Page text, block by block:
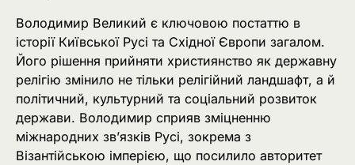
Володимир Великий є ключовою постаттю в
історії Київської Русі та Східної Європи загалом.
Його рішення прийняти християнство як державну
релігію змінило не тільки релігійний ландшафт, а й
політичний, культурний та соціальний розвиток
держави. Володимир сприяв зміцненню
міжнародних зв’язків Русі, зокрема з
Візантійською імперією, що посилило авторитет